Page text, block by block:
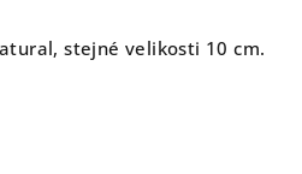
stejné velikosti 10 cm.